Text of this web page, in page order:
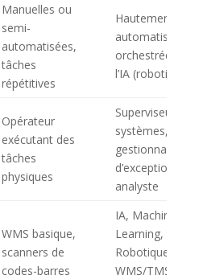
Manuelles ou
semi-
automatisées,
tâches
répétitives
Hautement
automatisées,
orchestrées par
l’IA (robotique)
Opérateur
exécutant des
tâches
physiques
Superviseur de
systèmes,
gestionnaire
d’exceptions,
analyste
WMS basique,
scanners de
codes-barres
IA, Machine
Learning, IoT,
Robotique,
WMS/TMS/YMS